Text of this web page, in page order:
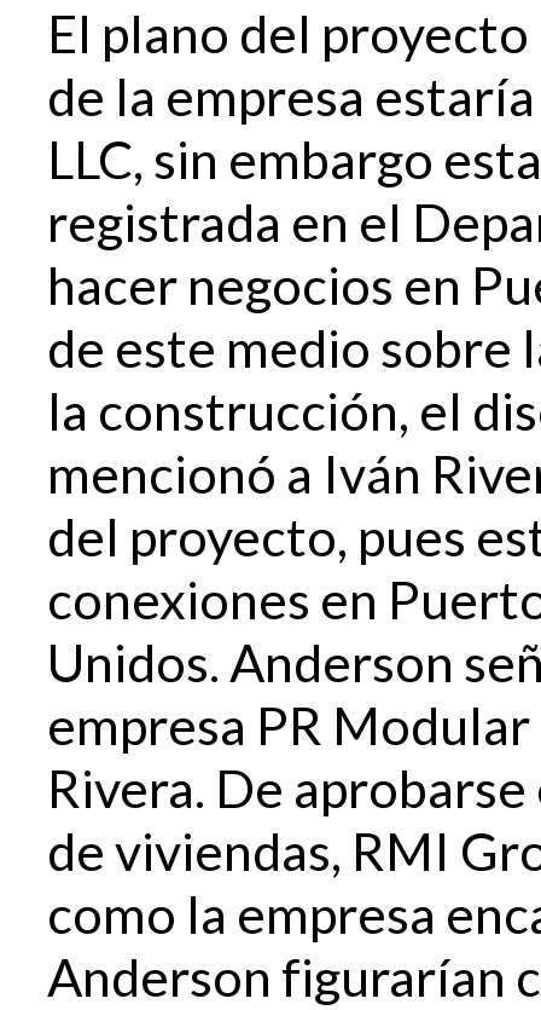
El plano del
de la empresa
LLC, sin embargo
registrada en el
hacer negocios en
de este medio sobre
la construcción, el
mencionó a Iván
del proyecto, pues
conexiones en
Unidos. Anderson
empresa PR
Rivera. De
de viviendas, RMI
como la empresa
Anderson figurarían